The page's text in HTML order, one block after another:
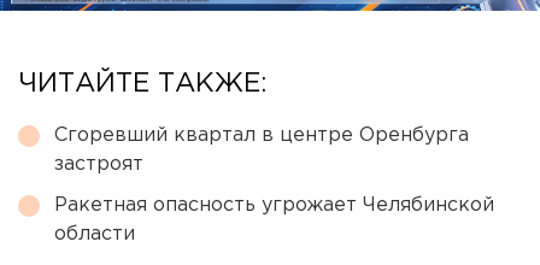
ЧИТАЙТЕ ТАКЖЕ:
Сгоревший квартал в центре Оренбурга
застроят
Ракетная опасность угрожает Челябинской
области